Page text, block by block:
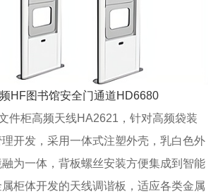
HF图书馆安全门通道HD6680
件柜高频天线HA2621，针对高频袋装
开发，采用一体式注塑外壳，乳白色外
为一体，背板螺丝安装方便集成到智能
柜体开发的天线调谐板，适应各类金属